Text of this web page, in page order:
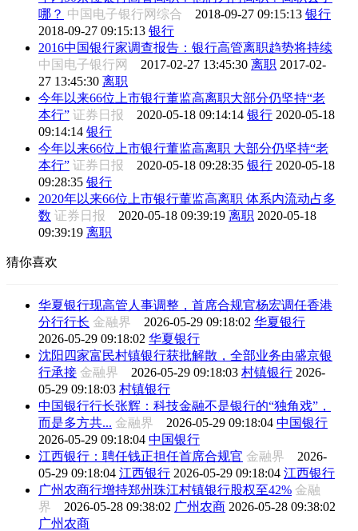
哪？ 中国电子银行网综合 2018-09-27 09:15:13 银行
2018-09-27 09:15:13 银行
2016中国银行家调查报告：银行高管离职趋势将持续
中国电子银行网 2017-02-27 13:45:30 离职 2017-02-
27 13:45:30 离职
今年以来66位上市银行董监高离职大部分仍坚持“老
本行” 证券日报 2020-05-18 09:14:14 银行 2020-05-18
09:14:14 银行
今年以来66位上市银行董监高离职 大部分仍坚持“老
本行” 证券日报 2020-05-18 09:28:35 银行 2020-05-18
09:28:35 银行
2020年以来66位上市银行董监高离职 体系内流动占多
数 证券日报 2020-05-18 09:39:19 离职 2020-05-18
09:39:19 离职
猜你喜欢
华夏银行现高管人事调整，首席合规官杨宏调任香港
分行行长 金融界 2026-05-29 09:18:02 华夏银行
2026-05-29 09:18:02 华夏银行
沈阳四家富民村镇银行获批解散，全部业务由盛京银
行承接 金融界 2026-05-29 09:18:03 村镇银行 2026-
05-29 09:18:03 村镇银行
中国银行行长张辉：科技金融不是银行的“独角戏”，
而是多方共... 金融界 2026-05-29 09:18:04 中国银行
2026-05-29 09:18:04 中国银行
江西银行：聘任钱正担任首席合规官 金融界 2026-
05-29 09:18:04 江西银行 2026-05-29 09:18:04 江西银行
广州农商行增持郑州珠江村镇银行股权至42% 金融
界 2026-05-28 09:38:02 广州农商 2026-05-28 09:38:02
广州农商